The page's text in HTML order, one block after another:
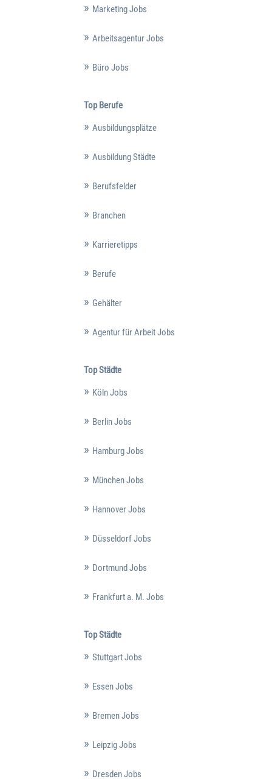
Marketing Jobs
Arbeitsagentur Jobs
Büro Jobs
Top Berufe
Ausbildungsplätze
Ausbildung Städte
Berufsfelder
Branchen
Karrieretipps
Berufe
Gehälter
Agentur für Arbeit Jobs
Top Städte
Köln Jobs
Berlin Jobs
Hamburg Jobs
München Jobs
Hannover Jobs
Düsseldorf Jobs
Dortmund Jobs
Frankfurt a. M. Jobs
Top Städte
Stuttgart Jobs
Essen Jobs
Bremen Jobs
Leipzig Jobs
Dresden Jobs